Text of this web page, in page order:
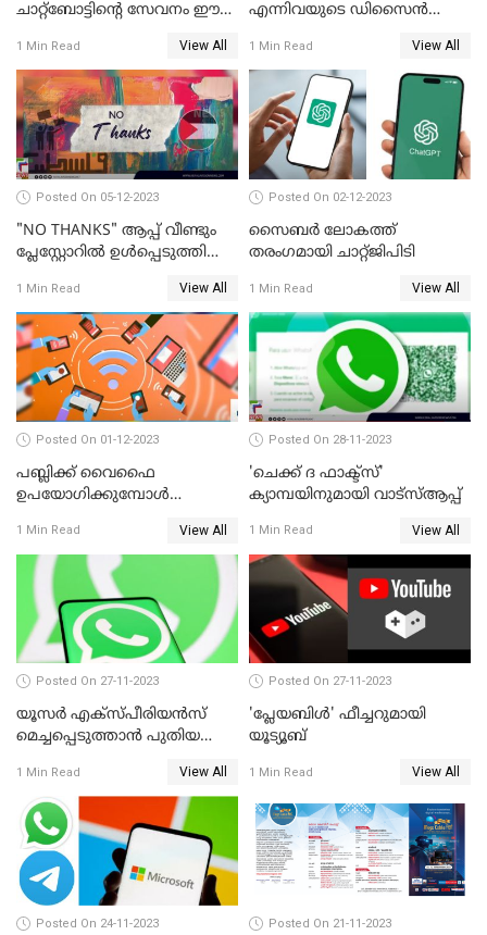
ചാറ്റ്‌ബോട്ടിന്റെ സേവനം ഈ
ലഭിക്കും; ഇലോണ്‍ മസ്‌ക്
1 Min Read View All
എന്നിവയുടെ ഡിസൈന്‍
ടാന്‍ കമ്പനി
വിടാനൊരുങ്ങുന്നു
1 Min Read View All
Posted On 05-12-2023
"NO THANKS" ആപ്പ് വീണ്ടും
പ്ലേസ്റ്റോറില്‍ ഉള്‍പ്പെടുത്തി
1 Min Read View All
Posted On 02-12-2023
സൈബര്‍ ലോകത്ത്
തരംഗമായി ചാറ്റ്ജിപിടി
1 Min Read View All
Posted On 01-12-2023
പബ്ലിക്ക് വൈഫൈ
ഉപയോഗിക്കുമ്പോള്‍
പൊലീസ്
1 Min Read View All
Posted On 28-11-2023
'ചെക്ക് ദ ഫാക്ട്‌സ്'
ക്യാമ്പയിനുമായി വാട്സ്ആപ്പ്
1 Min Read View All
Posted On 27-11-2023
യൂസര്‍ എക്‌സ്പീരിയന്‍സ്
മെച്ചപ്പെടുത്താന്‍ പുതിയ
1 Min Read View All
Posted On 27-11-2023
'പ്ലേയബിള്‍' ഫീച്ചറുമായി
യൂട്യൂബ്
1 Min Read View All
Posted On 24-11-2023 Posted On 21-11-2023